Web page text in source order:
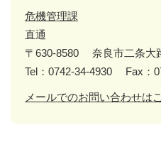
危機管理課
直通
〒630-8580
奈良市二条大
Tel：0742-34-4930
Fax：
メールでのお問い合わせは